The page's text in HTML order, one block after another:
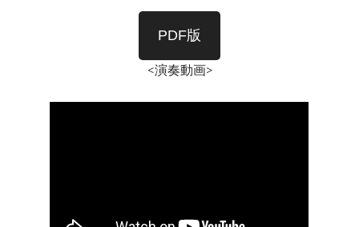
PDF版
<演奏動画>